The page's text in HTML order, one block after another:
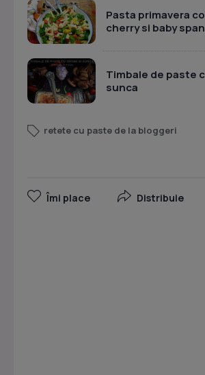
Pasta primavera
cherry si baby
Timbale de paste
sunca
retete cu paste de la bloggeri
Îmi place Distribuie